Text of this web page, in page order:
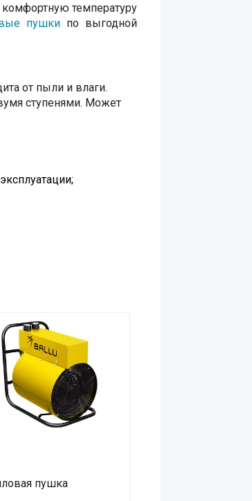
температуру
пушки по выгодной
от пыли и влаги.
ступенями. Может
пушка